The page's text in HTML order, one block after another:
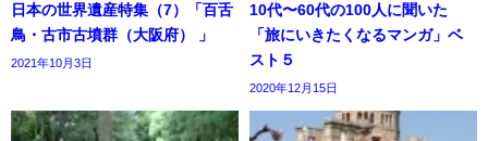
日本の世界遺産特集（7）「百舌
鳥・古市古墳群（大阪府） 」
2021年10月3日
10代〜60代の100人に聞いた
「旅にいきたくなるマンガ」ベ
スト５
2020年12月15日